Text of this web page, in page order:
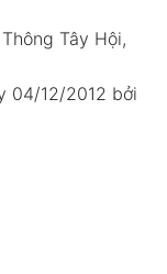
Tây Hội,
04/12/2012 bởi